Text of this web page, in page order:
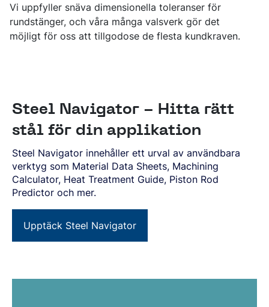
Vi uppfyller snäva dimensionella toleranser för
rundstänger, och våra många valsverk gör det
möjligt för oss att tillgodose de flesta kundkraven.
Steel Navigator - Hitta rätt
stål för din applikation
Steel Navigator innehåller ett urval av användbara
verktyg som Material Data Sheets, Machining
Calculator, Heat Treatment Guide, Piston Rod
Predictor och mer.
Upptäck Steel Navigator